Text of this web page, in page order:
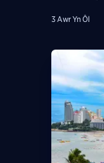
3 Awr Yn Ôl